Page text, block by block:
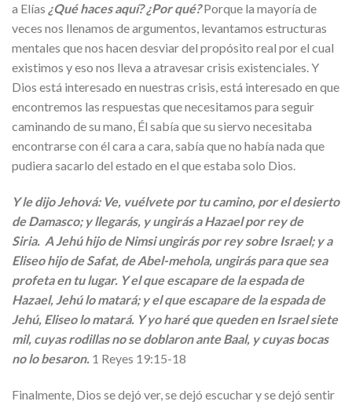
a Elías ¿Qué haces aquí? ¿Por qué?Porque la mayoría de
veces nos llenamos de argumentos, levantamos estructuras
mentales que nos hacen desviar del propósito real por el cual
existimos y eso nos lleva a atravesar crisis existenciales. Y
Dios está interesado en nuestras crisis, está interesado en que
encontremos las respuestas que necesitamos para seguir
caminando de su mano, Él sabía que su siervo necesitaba
encontrarse con él cara a cara, sabía que no había nada que
pudiera sacarlo del estado en el que estaba solo Dios.
Y le dijo Jehová: Ve, vuélvete por tu camino, por el desierto
de Damasco; y llegarás, y ungirás a Hazael por rey de
Siria. A Jehú hijo de Nimsi ungirás por rey sobre Israel; y a
Eliseo hijo de Safat, de Abel-mehola, ungirás para que sea
profeta en tu lugar. Y el que escapare de la espada de
Hazael, Jehú lo matará; y el que escapare de la espada de
Jehú, Eliseo lo matará. Y yo haré que queden en Israel siete
mil, cuyas rodillas no se doblaron ante Baal, y cuyas bocas
no lo besaron. 1 Reyes 19:15-18
Finalmente, Dios se dejó ver, se dejó escuchar y se dejó sentir